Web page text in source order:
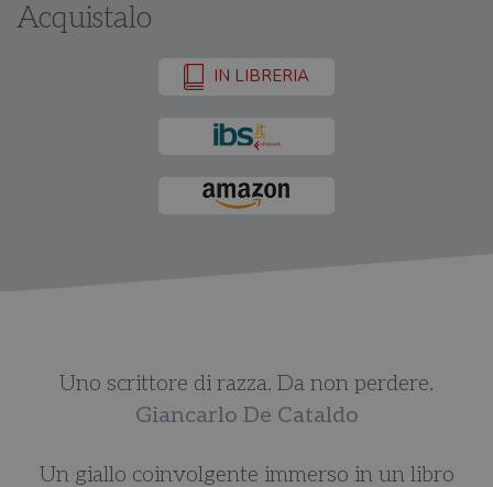
Acquistalo
IN LIBRERIA
Uno scrittore di razza. Da non perdere.
Giancarlo De Cataldo
Un giallo coinvolgente immerso in un libro